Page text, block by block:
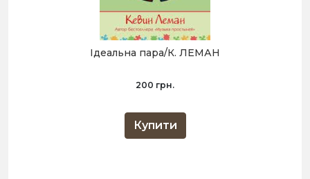
Ідеальна пара/К. ЛЕМАН
200 грн.
Купити